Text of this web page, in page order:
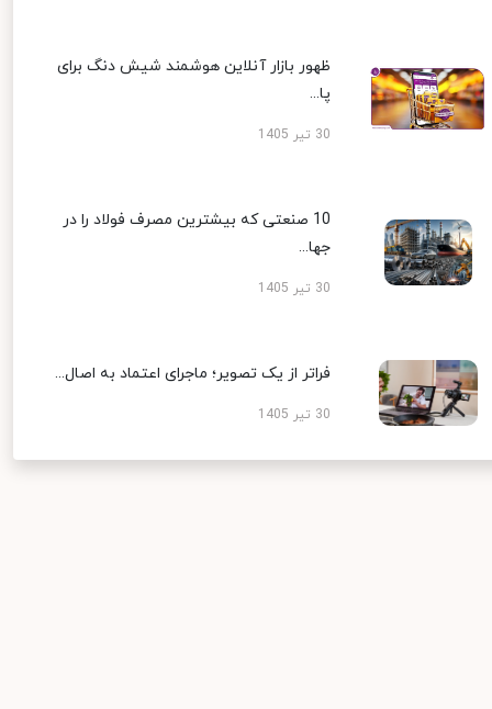
ظهور بازار آنلاین هوشمند شیش دنگ برای
پا...
30 تیر 1405
10 صنعتی که بیشترین مصرف فولاد را در
جها...
30 تیر 1405
فراتر از یک تصویر؛ ماجرای اعتماد به اصال...
30 تیر 1405